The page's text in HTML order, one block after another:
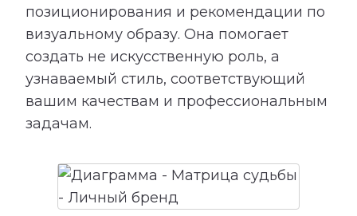
позиционирования и рекомендации по
визуальному образу. Она помогает
создать не искусственную роль, а
узнаваемый стиль, соответствующий
вашим качествам и профессиональным
задачам.